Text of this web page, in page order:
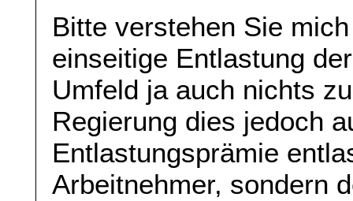
Bitte verstehen Sie
einseitige Entlastung
Umfeld ja auch nichts
Regierung dies jedoch
Entlastungsprämie
Arbeitnehmer, sondern